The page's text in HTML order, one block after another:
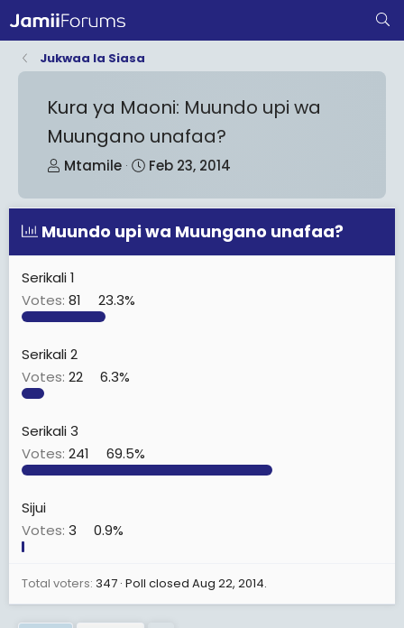
Jukwaa la Siasa
Kura ya Maoni: Muundo upi wa
Muungano unafaa?
T
r
e
a
d
s
t
r
t
r
Mtamile
S
a
r
t
Feb 23, 2014
Muundo upi wa Muungano unafaa?
Serikali 1
Votes: 81 23.3%
Serikali 2
Votes: 22 6.3%
Serikali 3
Votes: 241 69.5%
Sijui
Votes: 3 0.9%
Total voters 347 Poll closed Aug 22, 2014.